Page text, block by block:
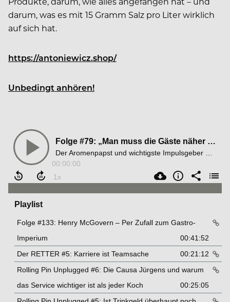
darum, was es mit 15 Gramm Salz pro Liter wirklich
auf sich hat.
https://antoniewicz.shop/
Unbedingt anhören!